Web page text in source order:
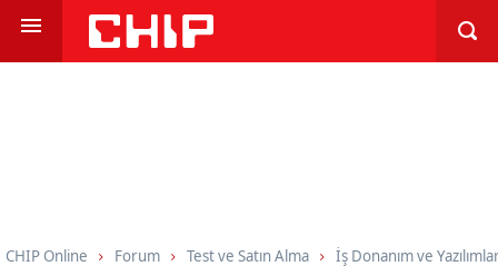
CHIP Online Forum Test ve Satın Alma İş Donanım ve